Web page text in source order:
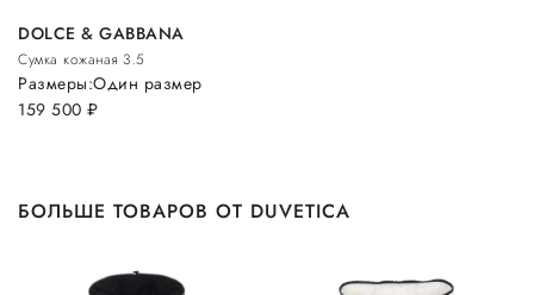
DOLCE & GABBANA
Сумка кожаная 3.5
159 500 руб.
Размеры:Один размер
БОЛЬШЕ ТОВАРОВ ОТ DUVETICA